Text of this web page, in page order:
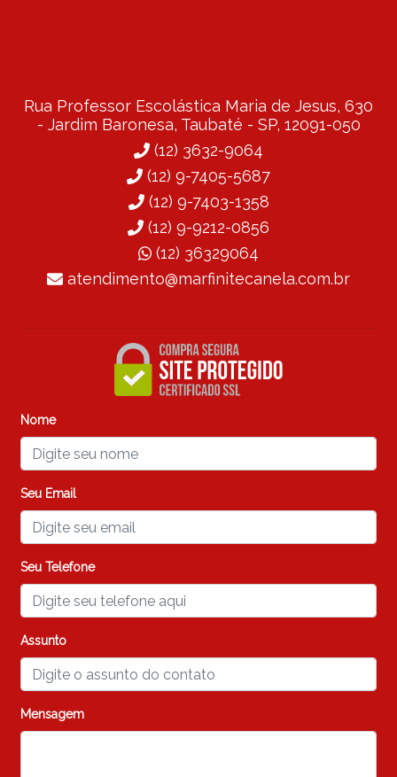
Rua Professor Escolástica Maria de Jesus, 630
- Jardim Baronesa, Taubaté - SP, 12091-050
(12) 3632-9064
(12) 9-7405-5687
(12) 9-7403-1358
(12) 9-9212-0856
(12) 36329064
atendimento@marfinitecanela.com.br
Nome
Seu Email
Seu Telefone
Assunto
Mensagem